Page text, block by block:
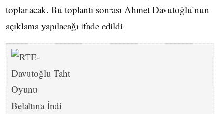
toplanacak. Bu toplantı sonrası Ahmet Davutoğlu’nun
açıklama yapılacağı ifade edildi.